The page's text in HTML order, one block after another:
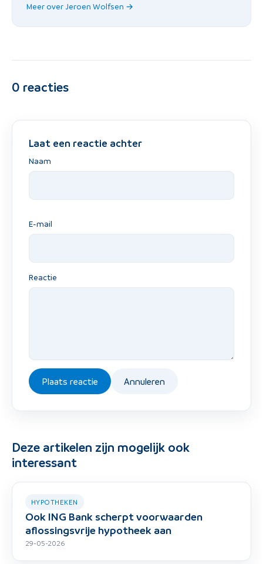
Meer over Jeroen Wolfsen →
0 reacties
Laat een reactie achter
Naam
E-mail
Reactie
Plaats reactie Annuleren
Deze artikelen zijn mogelijk ook
interessant
HYPOTHEKEN
Ook ING Bank scherpt voorwaarden
aflossingsvrije hypotheek aan
29-05-2026